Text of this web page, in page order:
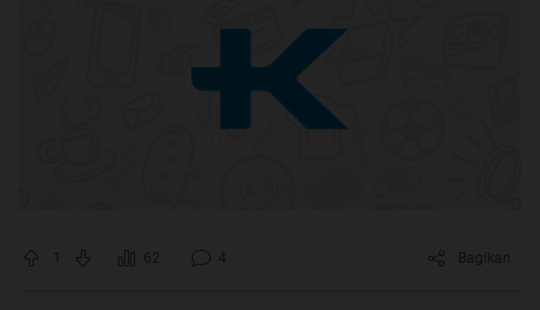
62 4 Bagikan